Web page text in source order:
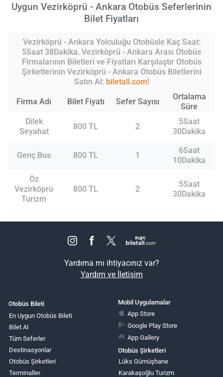
Uygun Vezirköprü - Ankara Otobüs Seferlerinin
Bilet Fiyatları
Vezirköprü - Ankara Yolculuğu Otobüsle Kaç Saat:
5Saat 38Dakika. Vezirköprü - Ankara Arası Otobüs
Firmalarının Biletleri ve Fiyatları Karşılaştır Otobüs
Şirketlerinin Vezirköprü - Ankara Otobüs Biletlerini
Satın Al: biletall.com!
Firma Adı Bilet Fiyatı Sefer Sayısı
Ortalama
Süre
Dilek
Seyahat
800 TL 2
5Saat
30Dakika
Genç Bus 800 TL 1
6Saat
10Dakika
Öz
Vezirköprü
Turizm
800 TL 2
5Saat
30Dakika
Yardıma mı ihtiyacınız var?
Yardım ve İletişim
Otobüs Bileti
En Uygun Otobüs Bileti
Bilet Al
Tüm Seferler
Destinasyonlar
Otobüs Şirketleri
Terminaller
Mobil Uygulamalar
App Store
Google Play Store
App Gallery
Otobüs Şirketleri
Lüks Gümüşhane
Karakaşoğlu Turizm